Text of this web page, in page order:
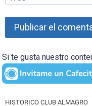
Si te gusta nuestro